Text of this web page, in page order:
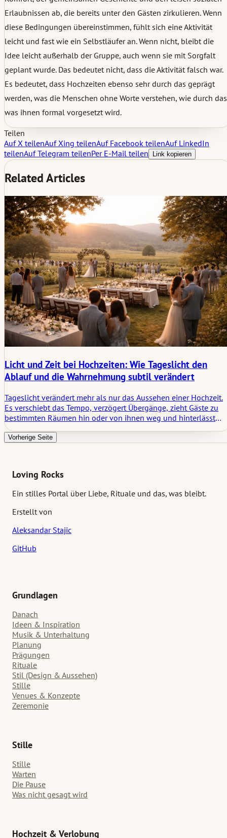
Erlaubnissen ab, die bereits unter den Gästen zirkulieren. Wenn
diese Bedingungen übereinstimmen, fühlt sich eine Aktivität
leicht und fast wie ein Selbstläufer an. Wenn nicht, bleibt die
Idee leicht außerhalb der Gruppe, auch wenn sie mit Sorgfalt
geplant wurde. Das bedeutet nicht, dass die Aktivität falsch war.
Es bedeutet, dass Hochzeiten ebenso sehr durch das geprägt
werden, was die Menschen ohne Worte verstehen, wie durch
was ihnen formal vorgesetzt wird.
Teilen
Auf X teilenAuf Xing teilenAuf Facebook teilenAuf LinkedIn
teilenAuf Telegram teilenPer E-Mail teilen Link kopieren
Related Articles
Licht und Zeit bei Hochzeiten: Wie Tageslicht den
Ablauf und die Wahrnehmung subtil verändert
Tageslicht verändert mehr als nur das Aussehen einer Hochzeit.
Es verschiebt das Tempo, verzögert Übergänge, zieht Gäste zu
bestimmten Räumen hin oder von ihnen weg und hinterlässt
einige der stärksten visuellen Eindrücke des Tages.
Vorherige Seite
Loving Rocks
Ein stilles Portal über Liebe, Rituale und das, was bleibt.
Erstellt von
Aleksandar Stajic
GitHub
Grundlagen
Danach
Ideen & Inspiration
Musik & Unterhaltung
Planung
Prägungen
Rituale
Stil (Design & Aussehen)
Stille
Venues & Konzepte
Zeremonie
Stille
Stille
Warten
Die Pause
Was nicht gesagt wird
Hochzeit & Verlobung